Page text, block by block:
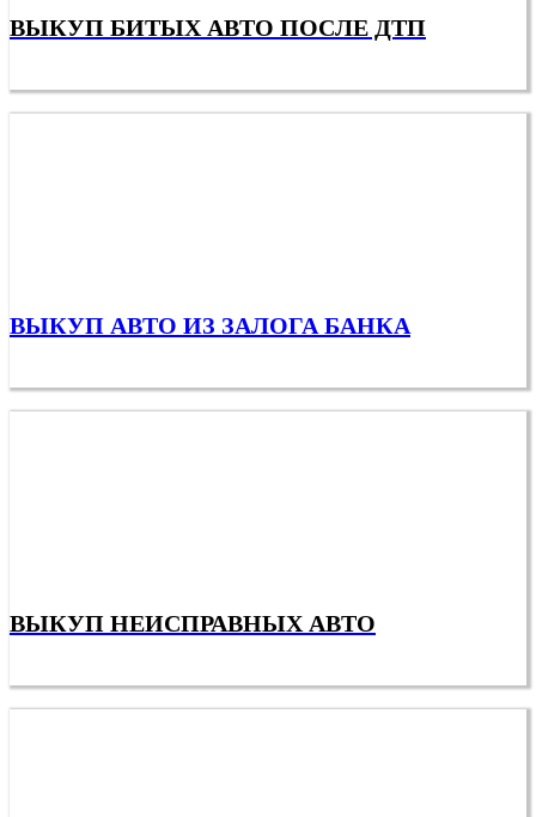
ВЫКУП БИТЫХ АВТО ПОСЛЕ ДТП
ВЫКУП АВТО ИЗ ЗАЛОГА БАНКА
ВЫКУП НЕИСПРАВНЫХ АВТО